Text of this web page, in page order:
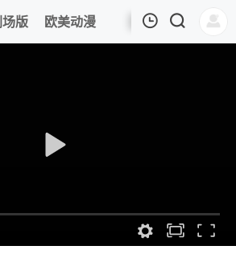
版 欧美动漫